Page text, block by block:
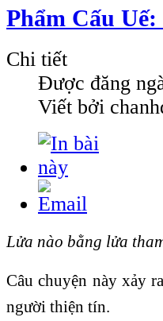
Phẩm Cấu
Chi tiết
Được đăng
Viết bởi
Lửa nào bằng lửa
Câu chuyện này xảy
người thiện tín.